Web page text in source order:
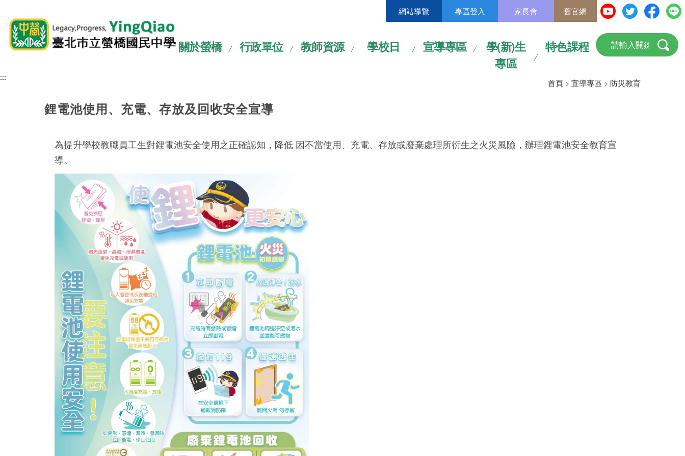
:::
網站導覽 專區登入 家長會 舊官網
關於螢橋 行政單位 教師資源 學校日 宣導專區
學(新)生
專區
特色課程
:::
:::
鋰電池使用、充電、存放及回收安全宣導
首頁 > 宣導專區 > 防災教育
為提升學校教職員工生對鋰電池安全使用之正確認知，降低 因不當使用、充電、存放或廢棄處理所衍生之火災風險，辦理鋰電池安全教育宣
導。